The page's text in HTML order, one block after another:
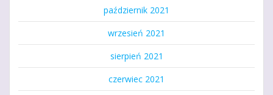
październik 2021
wrzesień 2021
sierpień 2021
czerwiec 2021